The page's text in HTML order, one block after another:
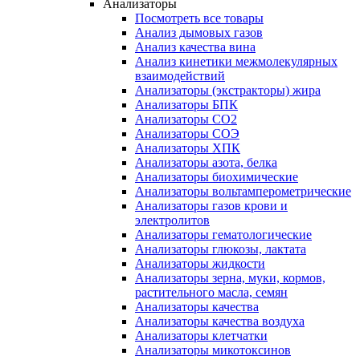
Анализаторы
Посмотреть все товары
Анализ дымовых газов
Анализ качества вина
Анализ кинетики межмолекулярных
взаимодействий
Анализаторы (экстракторы) жира
Анализаторы БПК
Анализаторы СО2
Анализаторы СОЭ
Анализаторы ХПК
Анализаторы азота, белка
Анализаторы биохимические
Анализаторы вольтамперометрические
Анализаторы газов крови и
электролитов
Анализаторы гематологические
Анализаторы глюкозы, лактата
Анализаторы жидкости
Анализаторы зерна, муки, кормов,
растительного масла, семян
Анализаторы качества
Анализаторы качества воздуха
Анализаторы клетчатки
Анализаторы микотоксинов